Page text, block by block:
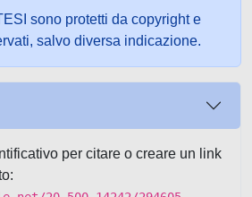
sono protetti da copyright e
salvo diversa indicazione.
per citare o creare un link